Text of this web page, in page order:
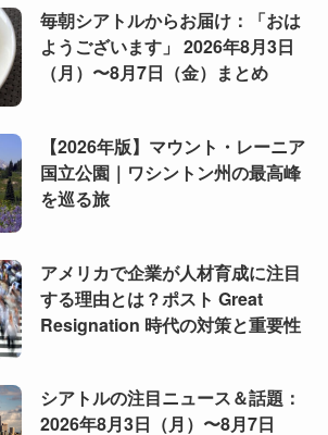
毎朝シアトルからお届け：「おは
ようございます」 2026年8月3日
（月）〜8月7日（金）まとめ
【2026年版】マウント・レーニア
国立公園｜ワシントン州の最高峰
を巡る旅
アメリカで企業が人材育成に注目
する理由とは？ポスト Great
Resignation 時代の対策と重要性
シアトルの注目ニュース＆話題：
2026年8月3日（月）〜8月7日